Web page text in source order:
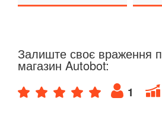
JAGUAR
JEEP
Залиште своє враження
магазин Autobot:
1